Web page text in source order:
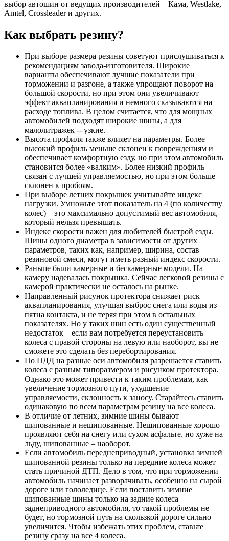
выбор автошин от ведущих производителей – Кама, Westlake,
Amtel, Crossleader и других.
Как выбрать резину?
При выборе размера резины советуют прислушиваться к
рекомендациям завода-изготовителя. Широкие
варианты обеспечивают лучшие показатели при
торможении и разгоне, а также упрощают поворот на
большой скорости, но при этом они увеличивают
эффект аквапланирования и немного сказываются на
расходе топлива. В целом считается, что для мощных
автомобилей подходят широкие шины, а для
малолитражек -- узкие.
Высота профиля также влияет на параметры. Более
высокий профиль меньше склонен к повреждениям и
обеспечивает комфортную езду, но при этом автомобиль
становится более «валким». Более низкий профиль
связан с лучшей управляемостью, но при этом больше
склонен к пробоям.
При выборе летних покрышек учитывайте индекс
нагрузки. Умножьте этот показатель на 4 (по количеству
колес) – это максимально допустимый вес автомобиля,
который нельзя превышать.
Индекс скорости важен для любителей быстрой езды.
Шины одного диаметра в зависимости от других
параметров, таких как, например, ширина, состав
резиновой смеси, могут иметь разный индекс скорости.
Раньше были камерные и бескамерные модели. На
камеру надевалась покрышка. Сейчас легковой резины с
камерой практически не осталось на рынке.
Направленный рисунок протектора снижает риск
аквапланирования, улучшая выброс снега или воды из
пятна контакта, и не теряя при этом в остальных
показателях. Но у таких шин есть один существенный
недостаток – если вам потребуется переустановить
колеса с правой стороны на левую или наоборот, вы не
сможете это сделать без перебортирования.
По ПДД на разные оси автомобиля разрешается ставить
колеса с разным типоразмером и рисунком протектора.
Однако это может привести к таким проблемам, как
увеличение тормозного пути, ухудшение
управляемости, склонность к заносу. Старайтесь ставить
одинаковую по всем параметрам резину на все колеса.
В отличие от летних, зимние шины бывают
шипованные и нешипованные. Нешипованные хорошо
проявляют себя на снегу или сухом асфальте, но хуже на
льду, шипованные – наоборот.
Если автомобиль переднеприводный, установка зимней
шипованной резины только на передние колеса может
стать причиной ДТП. Дело в том, что при торможении
автомобиль начинает разворачивать, особенно на сырой
дороге или гололедице. Если поставить зимние
шипованные шины только на задние колеса
заднеприводного автомобиля, то такой проблемы не
будет, но тормозной путь на скользкой дороге сильно
увеличится. Чтобы избежать этих проблем, ставьте
резину сразу на все 4 колеса.